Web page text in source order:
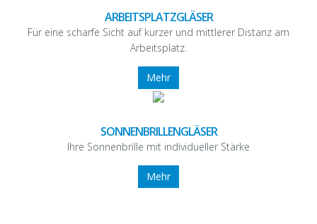
ARBEITSPLATZGLÄSER
Für eine scharfe Sicht auf kurzer und mittlerer Distanz am
Arbeitsplatz.
Mehr
SONNENBRILLENGLÄSER
Ihre Sonnenbrille mit individueller Stärke
Mehr